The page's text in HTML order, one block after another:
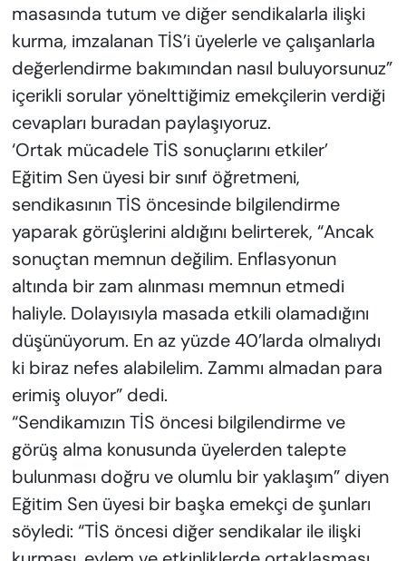
masasında tutum ve diğer sendikalarla ilişki
kurma, imzalanan TİS’i üyelerle ve çalışanlarla
değerlendirme bakımından nasıl buluyorsunuz”
içerikli sorular yönelttiğimiz emekçilerin verdiği
cevapları buradan paylaşıyoruz.
‘Ortak mücadele TİS sonuçlarını etkiler’
Eğitim Sen üyesi bir sınıf öğretmeni,
sendikasının TİS öncesinde bilgilendirme
yaparak görüşlerini aldığını belirterek, “Ancak
sonuçtan memnun değilim. Enflasyonun
altında bir zam alınması memnun etmedi
haliyle. Dolayısıyla masada etkili olamadığını
düşünüyorum. En az yüzde 40’larda olmalıydı
ki biraz nefes alabilelim. Zammı almadan para
erimiş oluyor” dedi.
“Sendikamızın TİS öncesi bilgilendirme ve
görüş alma konusunda üyelerden talepte
bulunması doğru ve olumlu bir yaklaşım” diyen
Eğitim Sen üyesi bir başka emekçi de şunları
söyledi: “TİS öncesi diğer sendikalar ile ilişki